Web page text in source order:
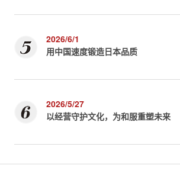
2026/6/1
用中国速度锻造日本品质
2026/5/27
以经营守护文化，为和服重塑未来